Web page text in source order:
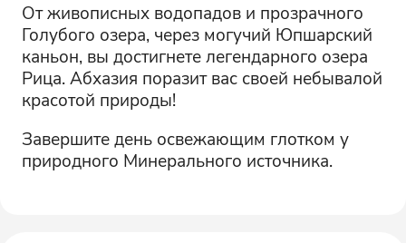
От живописных водопадов и прозрачного
Голубого озера, через могучий Юпшарский
каньон, вы достигнете легендарного озера
Рица. Абхазия поразит вас своей небывалой
красотой природы!
Завершите день освежающим глотком у
природного Минерального источника.